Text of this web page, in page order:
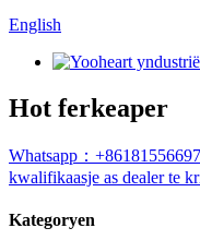
English
Hot ferkeaper
Whatsapp：
kwalifikaasje as dealer te
Kategoryen